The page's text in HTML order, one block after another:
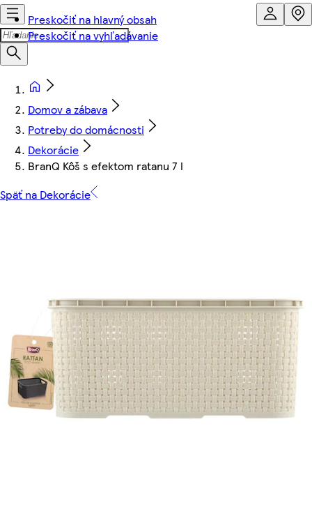
Preskočiť na hlavný obsah
Preskočiť na vyhľadávanie
Domov a zábava
Potreby do domácnosti
Dekorácie
BranQ Kôš s efektom ratanu 7 l
Späť na Dekorácie